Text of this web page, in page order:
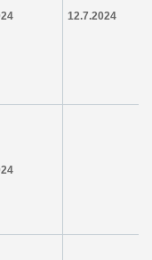
12.7.2024